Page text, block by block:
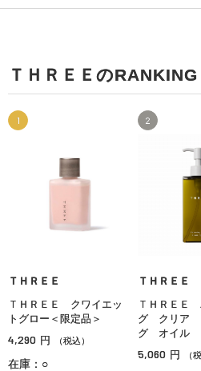
ＴＨＲＥＥのRANKING
1
ＴＨＲＥＥ
ＴＨＲＥＥ クワイエッ
トグロー＜限定品＞
4,290 円 （税込）
在庫：○
2
ＴＨＲＥＥ
ＴＨＲＥＥ
グ クリア
グ オイル
5,060 円 （